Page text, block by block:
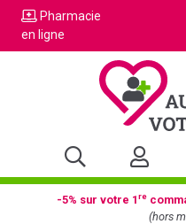
Pharmacie
en ligne
-5% sur votre 1re
(hors